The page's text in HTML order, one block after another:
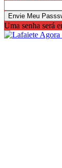
Uma senha será